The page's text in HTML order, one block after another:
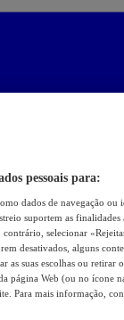
pessoais para:
dados de navegação ou
suportem as finalidades
contrário, selecionar
desativados, alguns
as suas escolhas ou retirar
página Web (ou no ícone
Para mais informação,